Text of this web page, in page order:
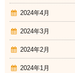
2024年4月
2024年3月
2024年2月
2024年1月